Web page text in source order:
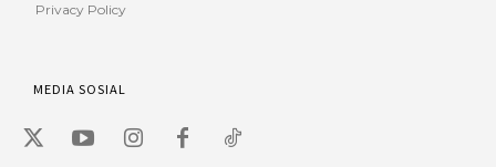
Privacy Policy
MEDIA SOSIAL